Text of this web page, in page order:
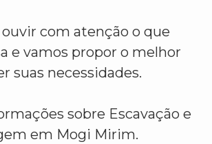
ouvir com atenção o que
e vamos propor o melhor
suas necessidades.
sobre Escavação e
em Mogi Mirim.